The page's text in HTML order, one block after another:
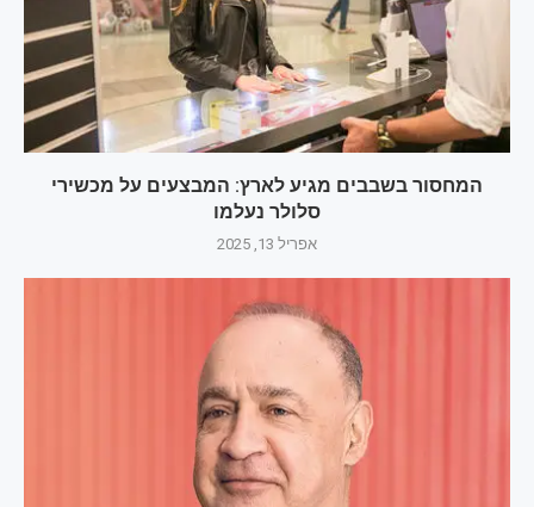
המחסור בשבבים מגיע לארץ: המבצעים על מכשירי
סלולר נעלמו
אפריל 13, 2025